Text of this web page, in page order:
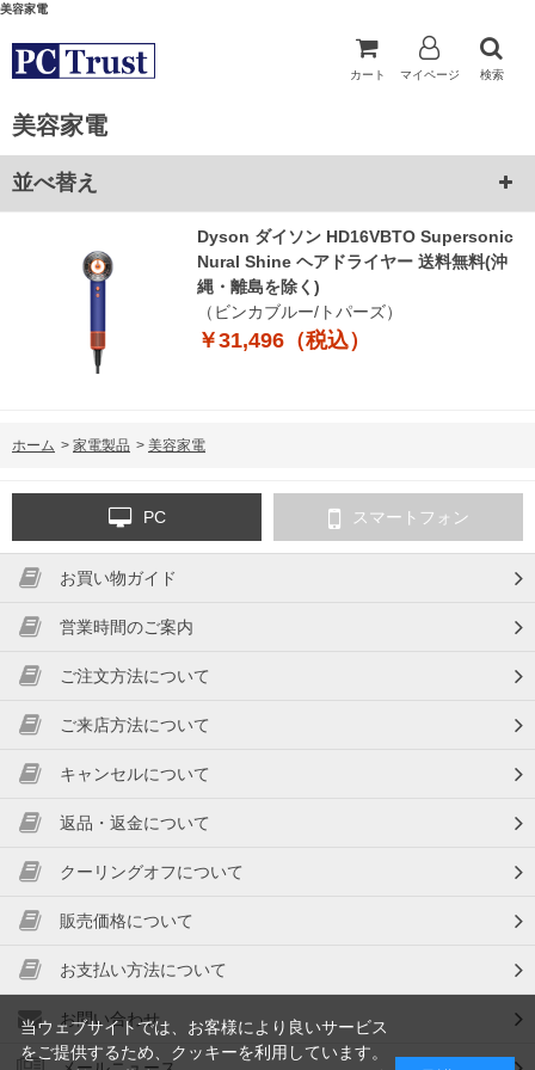
美容家電
カート マイページ 検索
美容家電
並べ替え
Dyson ダイソン HD16VBTO Supersonic
Nural Shine ヘアドライヤー 送料無料(沖
縄・離島を除く)
（ビンカブルー/トパーズ）
￥31,496（税込）
ホーム > 家電製品 > 美容家電
PC スマートフォン
お買い物ガイド
営業時間のご案内
ご注文方法について
ご来店方法について
キャンセルについて
返品・返金について
クーリングオフについて
販売価格について
お支払い方法について
お問い合わせ
当ウェブサイトでは、お客様により良いサービス
をご提供するため、クッキーを利用しています。